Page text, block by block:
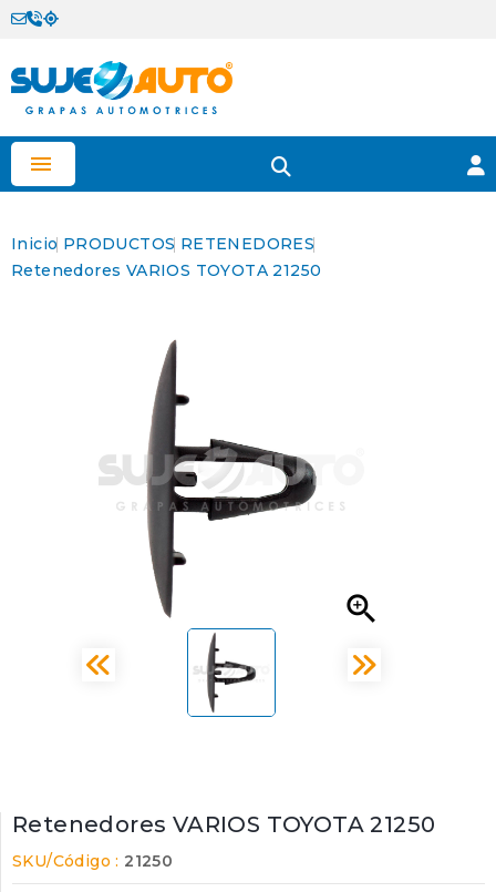

Inicio PRODUCTOS RETENEDORES
Retenedores VARIOS TOYOTA 21250

Retenedores VARIOS TOYOTA 21250
SKU/Código : 21250